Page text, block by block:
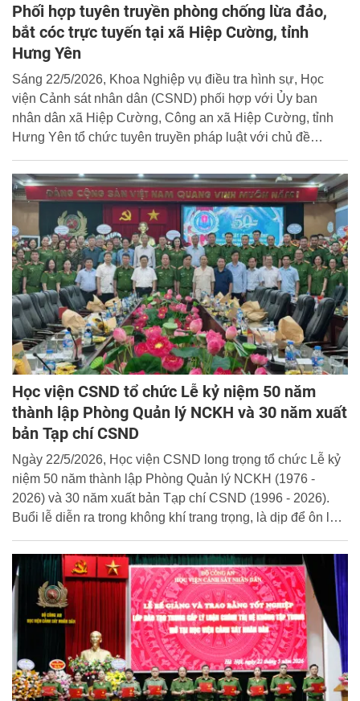
Phối hợp tuyên truyền phòng chống lừa đảo,
bắt cóc trực tuyến tại xã Hiệp Cường, tỉnh
Hưng Yên
Sáng 22/5/2026, Khoa Nghiệp vụ điều tra hình sự, Học
viện Cảnh sát nhân dân (CSND) phối hợp với Ủy ban
nhân dân xã Hiệp Cường, Công an xã Hiệp Cường, tỉnh
Hưng Yên tổ chức tuyên truyền pháp luật với chủ đề
học và THCS Hiệp Cường 1.
Học viện CSND tổ chức Lễ kỷ niệm 50 năm
thành lập Phòng Quản lý NCKH và 30 năm xuất
bản Tạp chí CSND
Ngày 22/5/2026, Học viện CSND long trọng tổ chức Lễ kỷ
niệm 50 năm thành lập Phòng Quản lý NCKH (1976 -
2026) và 30 năm xuất bản Tạp chí CSND (1996 - 2026).
Buổi lễ diễn ra trong không khí trang trọng, là dịp để ôn lại
truyền thống vẻ vang, ghi nhận những đóng góp quan
trọng của các thế hệ cán bộ, chiến sĩ đối với sự nghiệp
giáo dục, đào tạo, nghiên cứu khoa học của Học viện
CSND và lực lượng CAND.